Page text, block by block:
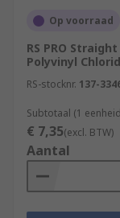
Op voorraad
RS PRO
Polyvinyl
RS-stocknr. 137-
Subtotaal (1
€ 7,35(excl. BTW)
Aantal